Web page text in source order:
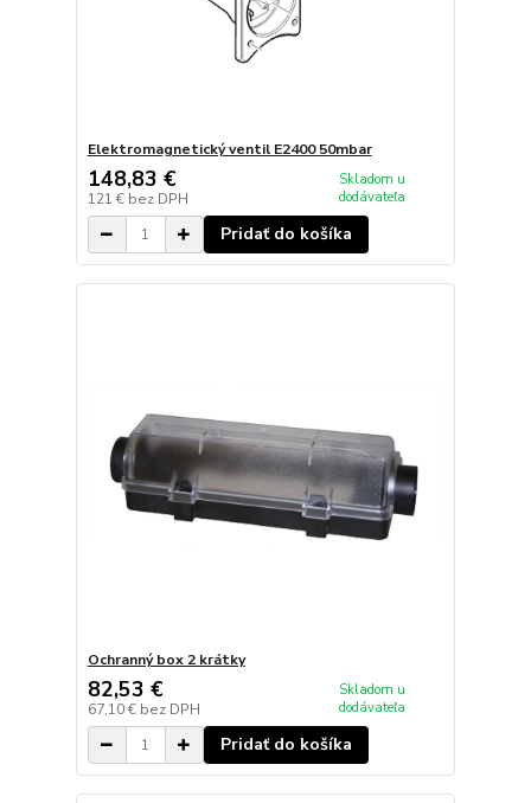
Elektromagnetický ventil E2400 50mbar
148,83 €
121 € bez DPH
Skladom u
dodávateľa
Pridať do košíka
Ochranný box 2 krátky
82,53 €
67,10 € bez DPH
Skladom u
dodávateľa
Pridať do košíka